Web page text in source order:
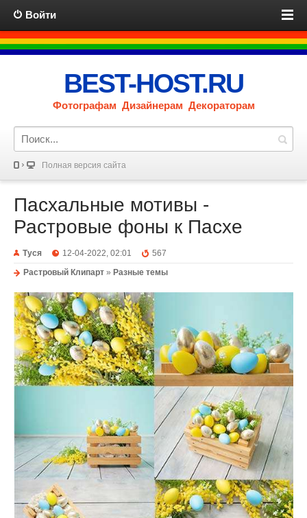
Войти
BEST-HOST.RU
Фотографам Дизайнерам Декораторам
Полная версия сайта
Пасхальные мотивы -
Растровые фоны к Пасхе
Туся 12-04-2022, 02:01
567
Растровый Клипарт » Разные темы